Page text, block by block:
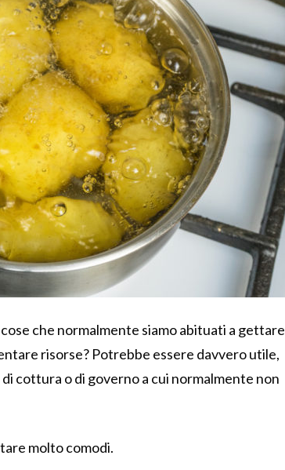
che normalmente siamo abituati a gettare
risorse? Potrebbe essere davvero utile,
cottura o di governo a cui normalmente non
molto comodi.